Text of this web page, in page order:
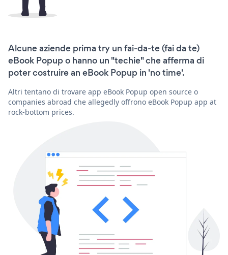
Alcune aziende prima try un fai-da-te (fai da te)
eBook Popup o hanno un "techie" che afferma di
poter costruire an eBook Popup in 'no time'.
Altri tentano di trovare app eBook Popup open source o
companies abroad che allegedly offrono eBook Popup app at
rock-bottom prices.